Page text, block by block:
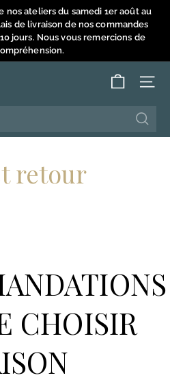
Diaporama
Pause
nos ateliers du samedi 1er août au
de livraison de nos commandes
jours. Nous vous remercions de
retour
CHOISIR